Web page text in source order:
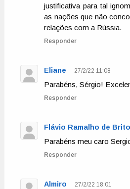
justificativa para tal
as nações que não
relações com a Rússia.
Responder
Eliane 27/2/22 11:08
Parabéns, Sérgio!
Responder
Flávio Ramalho de Brito
Parabéns meu caro
Responder
Almiro 27/2/22 18:01